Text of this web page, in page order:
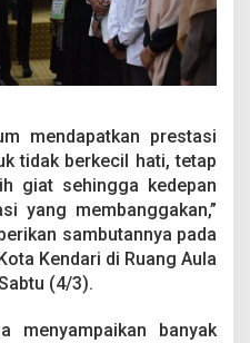
mendapatkan prestasi
tidak berkecil hati, tetap
giat sehingga kedepan
yang membanggakan,”
sambutannya pada
Kendari di Ruang Aula
(4/3).
menyampaikan banyak